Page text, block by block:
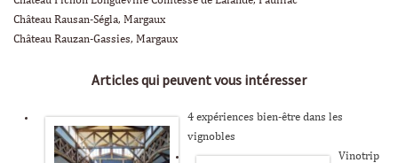
Château Rausan-Ségla, Margaux
Château Rauzan-Gassies, Margaux
Articles qui peuvent vous intéresser
4 expériences bien-être dans les
vignobles
Vinotrip